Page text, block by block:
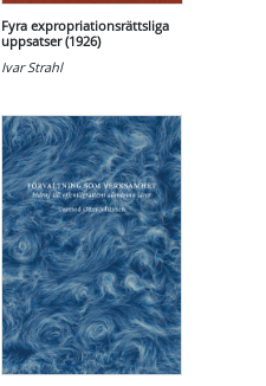
Fyra expropriationsrättsliga
uppsatser (1926)
Ivar Strahl